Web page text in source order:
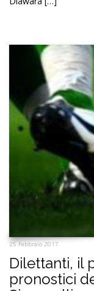
25 Febbraio 2017
Dilettanti, il
pronostici